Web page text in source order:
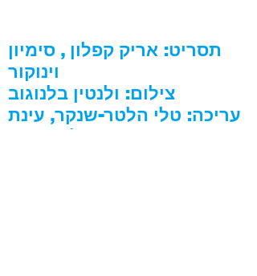
תסריט: אריק קפלון , סימיון
וינוקור
צילום: ולנטין בלנוגוב
עריכה: טלי הלטר-שנקר, עינת
גלזר-זרחין